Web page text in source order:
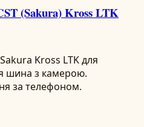
(Sakura) Kross LTK
Kross LTK для
шина з камерою.
за телефоном.